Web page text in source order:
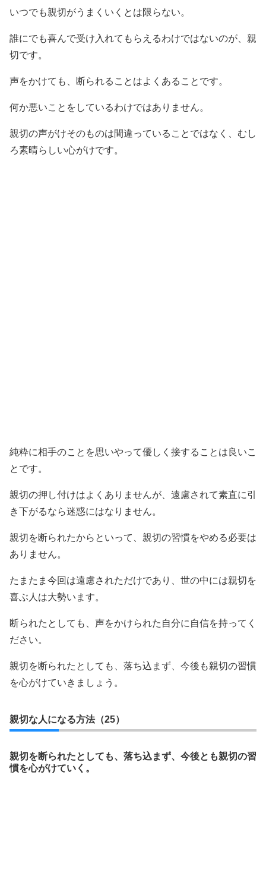
いつでも親切がうまくいくとは限らない。
誰にでも喜んで受け入れてもらえるわけではないのが、親
切です。
声をかけても、断られることはよくあることです。
何か悪いことをしているわけではありません。
親切の声がけそのものは間違っていることではなく、むし
ろ素晴らしい心がけです。
純粋に相手のことを思いやって優しく接することは良いこ
とです。
親切の押し付けはよくありませんが、遠慮されて素直に引
き下がるなら迷惑にはなりません。
親切を断られたからといって、親切の習慣をやめる必要は
ありません。
たまたま今回は遠慮されただけであり、世の中には親切を
喜ぶ人は大勢います。
断られたとしても、声をかけられた自分に自信を持ってく
ださい。
親切を断られたとしても、落ち込まず、今後も親切の習慣
を心がけていきましょう。
親切な人になる方法（25）
親切を断られたとしても、落ち込まず、今後とも親切の習
慣を心がけていく。